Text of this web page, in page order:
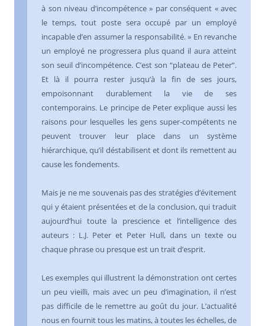
à son niveau d’incompétence » par conséquent « avec
le temps, tout poste sera occupé par un employé
incapable d’en assumer la responsabilité. » En revanche
un employé ne progressera plus quand il aura atteint
son seuil d’incompétence. C’est son “plateau de Peter”.
Et là il pourra rester jusqu’à la fin de ses jours,
empoisonnant durablement la vie de ses
contemporains. Le principe de Peter explique aussi les
raisons pour lesquelles les gens super-compétents ne
peuvent trouver leur place dans un système
hiérarchique, qu’il déstabilisent et dont ils remettent au
cause les fondements.
Mais je ne me souvenais pas des stratégies d’évitement
qui y étaient présentées et de la conclusion, qui traduit
aujourd’hui toute la prescience et l’intelligence des
auteurs : L.J. Peter et Peter Hull, dans un texte ou
chaque phrase ou presque est un trait d’esprit.
Les exemples qui illustrent la démonstration ont certes
un peu vieilli, mais avec un peu d’imagination, il n’est
pas difficile de le remettre au goût du jour. L’actualité
nous en fournit tous les matins, à toutes les échelles, de